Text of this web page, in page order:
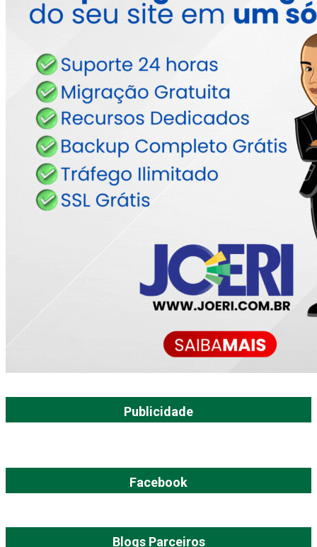
Publicidade
Facebook
Blogs Parceiros